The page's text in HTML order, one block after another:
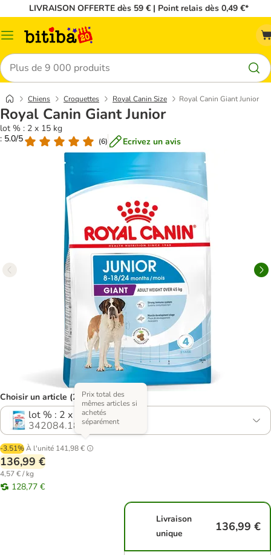
LIVRAISON OFFERTE dès 59 € | Point relais dès 0,49 €*
Menu
Rechercher
Chiens Croquettes Royal Canin Size Royal Canin Giant Junior
Royal Canin Giant Junior
lot % : 2 x 15 kg
: 5.0/5
(6) Ecrivez un avis
Choisir un article (2 variantes)
lot % : 2 x 15 kg
342084.18
-3.51%À l'unité 141,98 €
Prix total des
mêmes articles si
achetés
séparément
136,99 €
4,57 € / kg
128,77 €
Livraison
unique
136,99 €